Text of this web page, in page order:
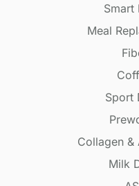
Smart
Meal
Sport
Collagen &
Milk